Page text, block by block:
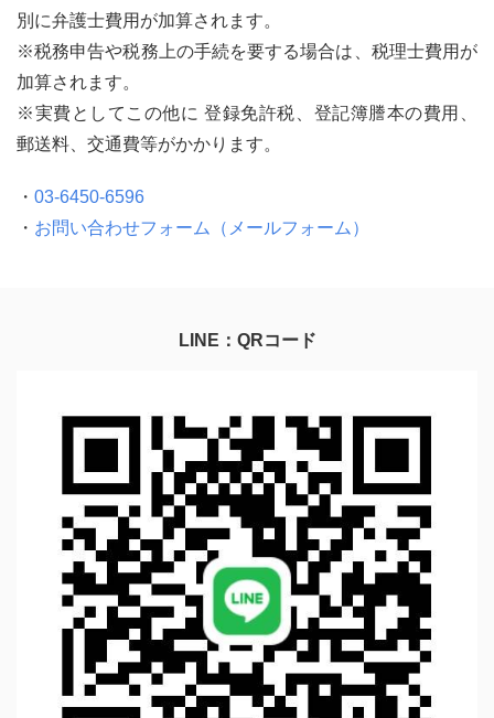
別に弁護士費用が加算されます。
※税務申告や税務上の手続を要する場合は、税理士費用が
加算されます。
※実費としてこの他に 登録免許税、登記簿謄本の費用、
郵送料、交通費等がかかります。
・ 03-6450-6596
・ お問い合わせフォーム（メールフォーム）
LINE：QRコード